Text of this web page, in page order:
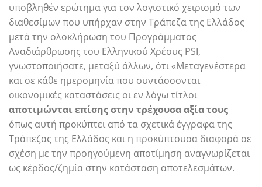
υποβληθέν ερώτημα για τον λογιστικό χειρισμό των
διαθεσίμων που υπήρχαν στην Τράπεζα της Ελλάδος
μετά την ολοκλήρωση του Προγράμματος
Αναδιάρθρωσης του Ελληνικού Χρέους PSI,
γνωστοποιήσατε, μεταξύ άλλων, ότι «Μεταγενέστερα
και σε κάθε ημερομηνία που συντάσσονται
οικονομικές καταστάσεις οι εν λόγω τίτλοι
αποτιμώνται επίσης στην τρέχουσα αξία τους
όπως αυτή προκύπτει από τα σχετικά έγγραφα της
Τράπεζας της Ελλάδος και η προκύπτουσα διαφορά σε
σχέση με την προηγούμενη αποτίμηση αναγνωρίζεται
ως κέρδος/ζημία στην κατάσταση αποτελεσμάτων.